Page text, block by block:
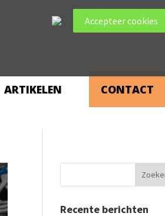
ARTIKELEN CONTACT
Recente berichten
Accepteer cookies